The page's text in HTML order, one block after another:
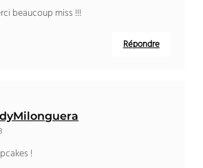
beaucoup miss !!!
Répondre
!